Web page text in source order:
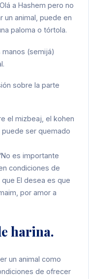
a Hashem pero no
un animal, puede en
paloma o tórtola.
manos (semijá)
sobre la parte
el mizbeaj, el kohen
puede ser quemado
es importante
condiciones de
El desea es que
por amor a
harina.
un animal como
de ofrecer